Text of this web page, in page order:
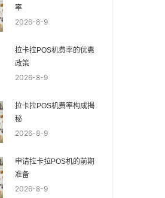
率
2026-8-9
拉卡拉POS机费率的优惠
政策
2026-8-9
拉卡拉POS机费率构成揭
秘
2026-8-9
申请拉卡拉POS机的前期
准备
2026-8-9